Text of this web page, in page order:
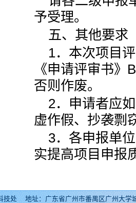
予受理。
五、其他要求
1．本次项目
《申请评审书
否则作废。
2．申请者应
虚作假、抄袭剽
3．各申报单
实提高项目申报
技处 地址：广东省广州市番禺区广州